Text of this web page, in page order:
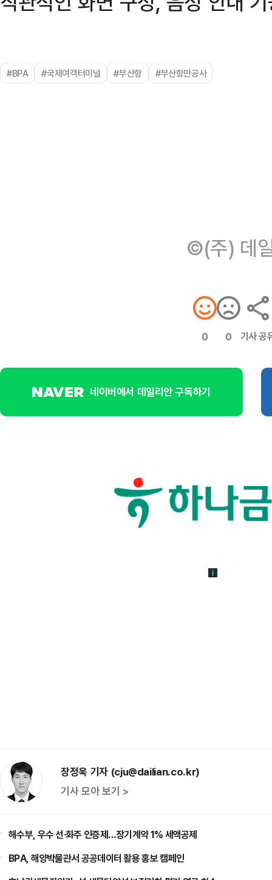
#BPA #국제여객터미널 #부산항 #부산항만공사
©(주) 데
0 0 기사 공
네이버에서 데일리안 구독하기
장정욱 기자 (cju@dailian.co.kr)
기사 모아 보기 >
해수부, 우수 선·화주 인증제…장기계약 1% 세액공제
BPA, 해양박물관서 공공데이터 활용 홍보 캠페인